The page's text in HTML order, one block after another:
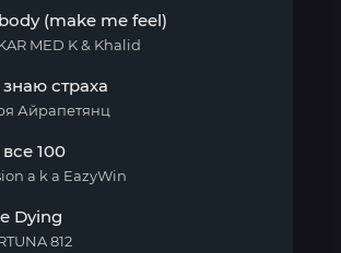
(make me feel)
MED K & Khalid
страха
Айрапетянц
100
a k a EazyWin
Dying
812